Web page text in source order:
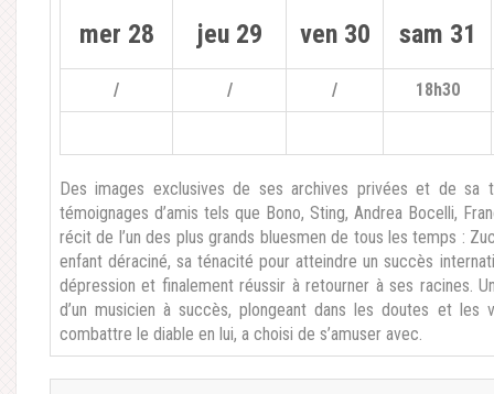
mer 28 jeu 29 ven 30 sam 31
/ / / 18h30
Des images exclusives de ses archives privées et de sa
témoignages d’amis tels que Bono, Sting, Andrea Bocelli,
récit de l’un des plus grands bluesmen de tous les temps :
enfant déraciné, sa ténacité pour atteindre un succès
dépression et finalement réussir à retourner à ses racines.
d’un musicien à succès, plongeant dans les doutes et les
combattre le diable en lui, a choisi de s’amuser avec.